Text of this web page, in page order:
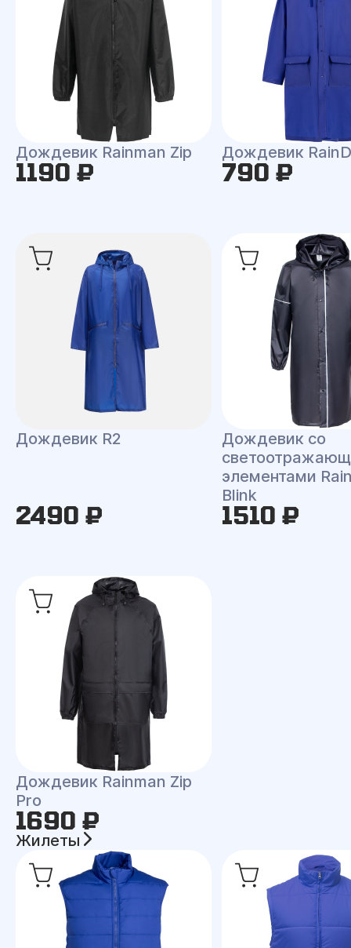
Дождевик Rainman Zip
1190 ₽
Дождевик
790 ₽
Дождевик R2
2490 ₽
Дождевик со
элементами
Blink
1510 ₽
Дождевик Rainman Zip
Pro
1690 ₽
Жилеты